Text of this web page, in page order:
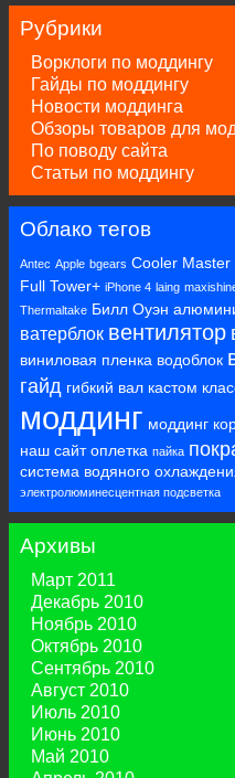
Рубрики
Ворклоги по моддингу
Гайды по моддингу
Новости моддинга
Обзоры товаров для
По поводу сайта
Статьи по моддингу
Облако тегов
Antec Apple bgears Cooler Master
Full Tower+ iPhone 4 laing
Thermaltake Билл Оуэн
ватерблок вентилятор
виниловая пленка водоблок
гайд гибкий вал кастом
моддинг моддинг
наш сайт оплетка пайка
система водяного
электролюминесцентная подсветка
Архивы
Март 2011
Декабрь 2010
Ноябрь 2010
Октябрь 2010
Сентябрь 2010
Август 2010
Июль 2010
Июнь 2010
Май 2010